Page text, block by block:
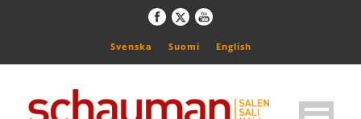
Svenska Suomi English